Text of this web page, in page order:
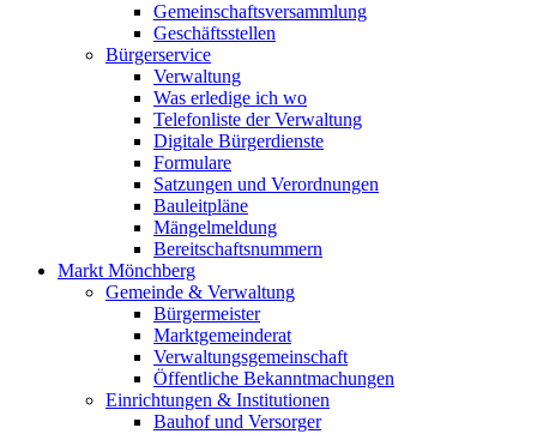
Gemeinschaftsversammlung
Geschäftsstellen
Bürgerservice
Verwaltung
Was erledige ich wo
Telefonliste der Verwaltung
Digitale Bürgerdienste
Formulare
Satzungen und Verordnungen
Bauleitpläne
Mängelmeldung
Bereitschaftsnummern
Markt Mönchberg
Gemeinde & Verwaltung
Bürgermeister
Marktgemeinderat
Verwaltungsgemeinschaft
Öffentliche Bekanntmachungen
Einrichtungen & Institutionen
Bauhof und Versorger